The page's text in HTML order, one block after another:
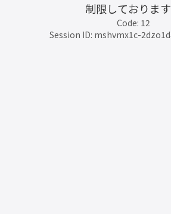
制限しております
Code: 12
Session ID: mshvmx1c-